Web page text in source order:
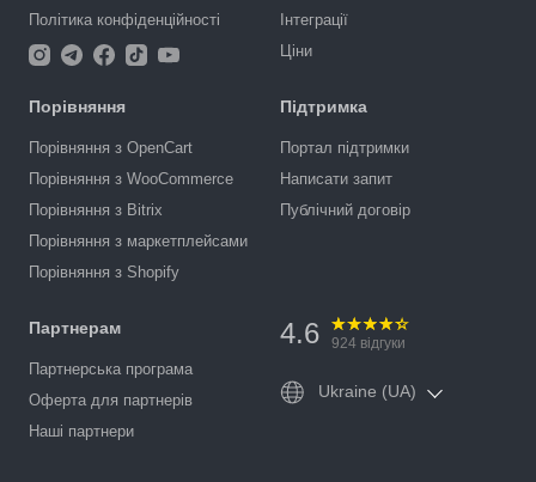
Політика конфіденційності
Інтеграції
Ціни
Порівняння
Порівняння з OpenCart
Порівняння з WooCommerce
Порівняння з Bitrix
Порівняння з маркетплейсами
Порівняння з Shopify
Підтримка
Портал підтримки
Написати запит
Публічний договір
Партнерам
Партнерська програма
Оферта для партнерів
Наші партнери
4.6 924 відгуки
Ukraine (UA)